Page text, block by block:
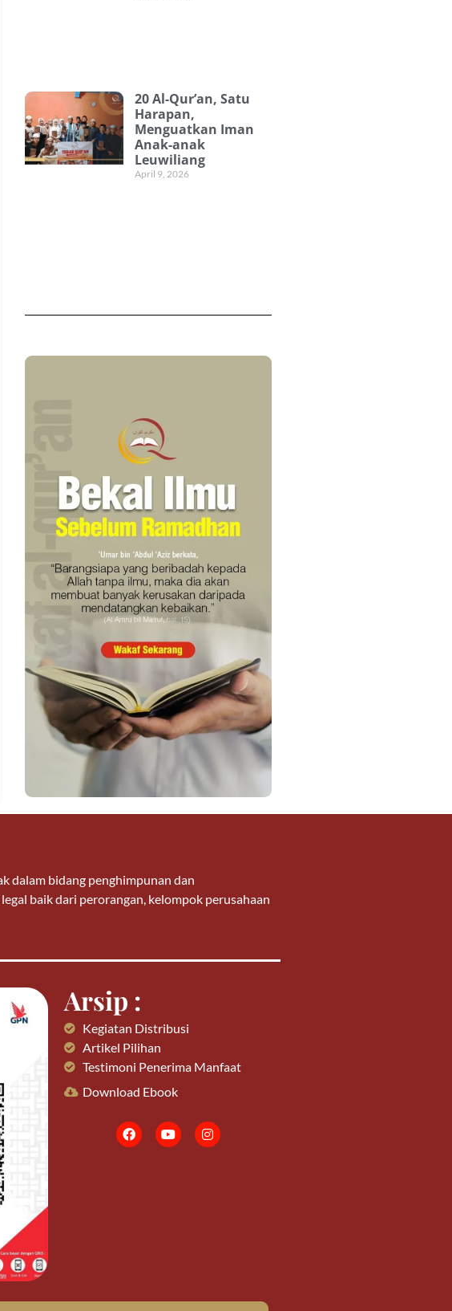
20 Al-Qur’an, Satu
Harapan,
Menguatkan Iman
Anak-anak
Leuwiliang
April 9, 2026
dalam bidang penghimpunan dan
baik dari perorangan, kelompok perusahaan
Arsip :
Kegiatan Distribusi
Artikel Pilihan
Testimoni Penerima Manfaat
Download Ebook